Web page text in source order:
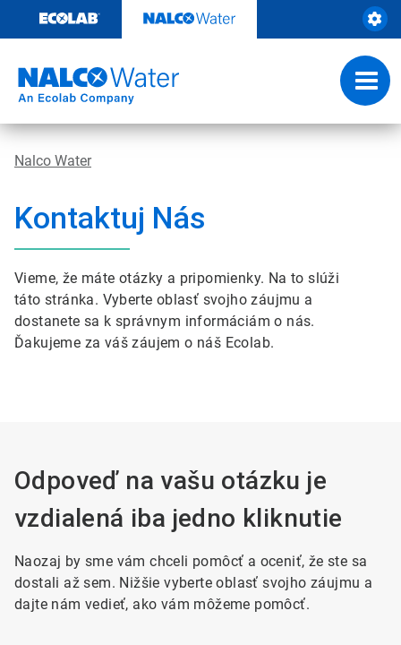
content
Nalco Water
Kontaktuj Nás
Vieme, že máte otázky a pripomienky. Na to slúži
táto stránka. Vyberte oblasť svojho záujmu a
dostanete sa k správnym informáciám o nás.
Ďakujeme za váš záujem o náš Ecolab.
Odpoveď na vašu otázku je
vzdialená iba jedno kliknutie
Naozaj by sme vám chceli pomôcť a oceniť, že ste sa
dostali až sem. Nižšie vyberte oblasť svojho záujmu a
dajte nám vedieť, ako vám môžeme pomôcť.